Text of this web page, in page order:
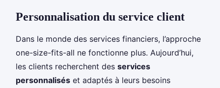
Personnalisation du service client
Dans le monde des services financiers, l’approche
one-size-fits-all ne fonctionne plus. Aujourd’hui,
les clients recherchent des services
personnalisés et adaptés à leurs besoins